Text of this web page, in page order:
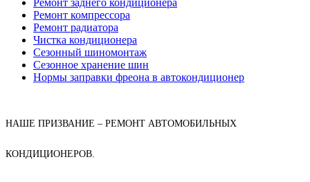
Ремонт компрессора
Ремонт радиатора
Чистка кондиционера
Сезонный шиномонтаж
Сезонное хранение шин
Нормы заправки фреона в автокондиционер
НАШЕ ПРИЗВАНИЕ – РЕМОНТ АВТОМОБИЛЬНЫХ
КОНДИЦИОНЕРОВ.